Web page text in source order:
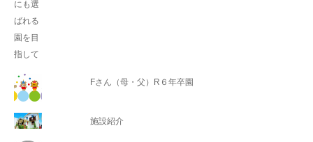
Fさん（母・父）R６年卒園
施設紹介